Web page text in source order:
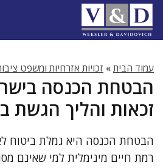
לדלג
לתוכן
עמוד הבית» זכויות אזרחיות ומשפט
הבטחת הכנסה
זכאות והליך הגשת
הבטחת הכנסה היא גמלת ביטוח
רמת חיים מינימלית למי שאינם